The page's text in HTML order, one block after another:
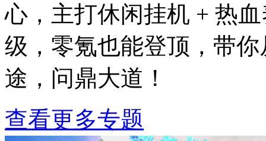
心，主打休闲挂机 + 热
级，零氪也能登顶，带
途，问鼎大道！
查看更多专题